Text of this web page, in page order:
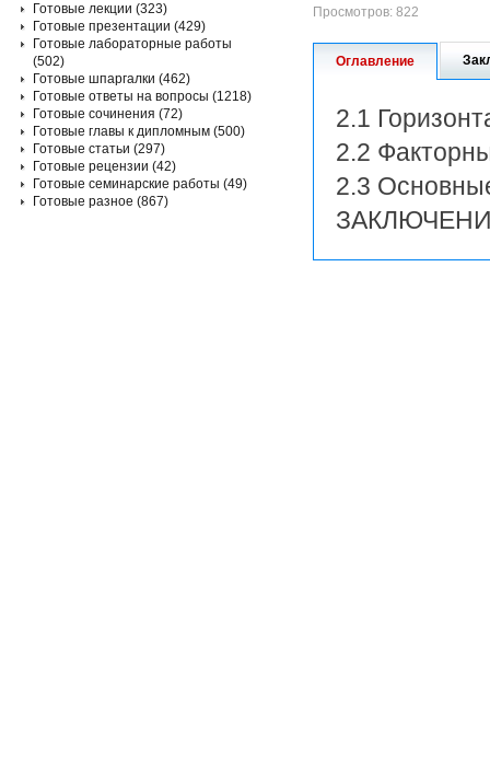
Просмотров: 822
Оглавление
2.1
2.2
2.3
Готовые лекции (323)
Готовые презентации (429)
Готовые лабораторные работы
(502)
Готовые шпаргалки (462)
Готовые ответы на вопросы (1218)
Готовые сочинения (72)
Готовые главы к дипломным (500)
Готовые статьи (297)
Готовые рецензии (42)
Готовые семинарские работы (49)
Готовые разное (867)